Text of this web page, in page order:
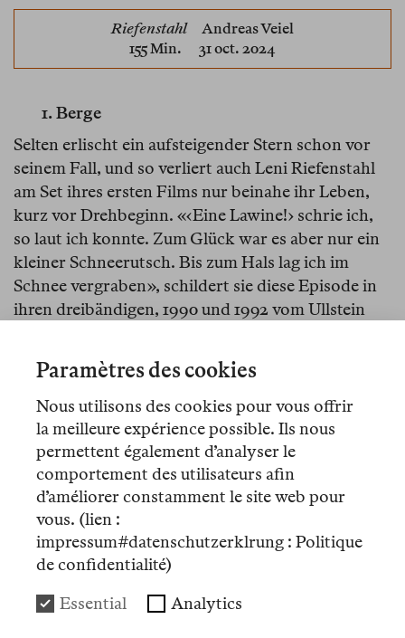
Riefenstahl
Andreas Veiel
155 Min. 31 oct. 2024
1. Berge
Selten erlischt ein aufsteigender Stern schon vor
seinem Fall, und so verliert auch Leni Riefenstahl
am Set ihres ersten Films nur beinahe ihr Leben,
kurz vor Drehbeginn. «‹Eine Lawine!› schrie ich,
so laut ich konnte. Zum Glück war es aber nur ein
kleiner Schneerutsch. Bis zum Hals lag ich im
Schnee vergraben», schildert sie diese Episode in
ihren dreibändigen, 1990 und 1992 vom Ullstein
Motto von Albert Einstein vorangestellt ist: «Über
mich sind schon massenweise so unverschämte
Lügen und freie Erfindungen erschienen, daß ich
längst unterm Boden wäre, wenn ich mich darum
kümmern sollte. Man muß sich damit trösten, daß
die Zeit ein Sieb hat, durch welches die meisten
Nichtigkeiten im Meer der Vergessenheit
ablaufen», lautet das Zitat des deutschen
Physikers, der im selben Jahr ins Exil gezwungen
wird, in dem R. ihren ersten Auftrag für einen
nationalsozialistischen Propagandafilm annimmt:
Der Sieg des Glaubens.
Paramètres des cookies
Nous utilisons des cookies pour vous offrir
la meilleure expérience possible. Ils nous
permettent également d’analyser le
comportement des utilisateurs afin
d’améliorer constamment le site web pour
vous. (lien :
impressum#datenschutzerklrung : Politique
de confidentialité)
Essential Analytics